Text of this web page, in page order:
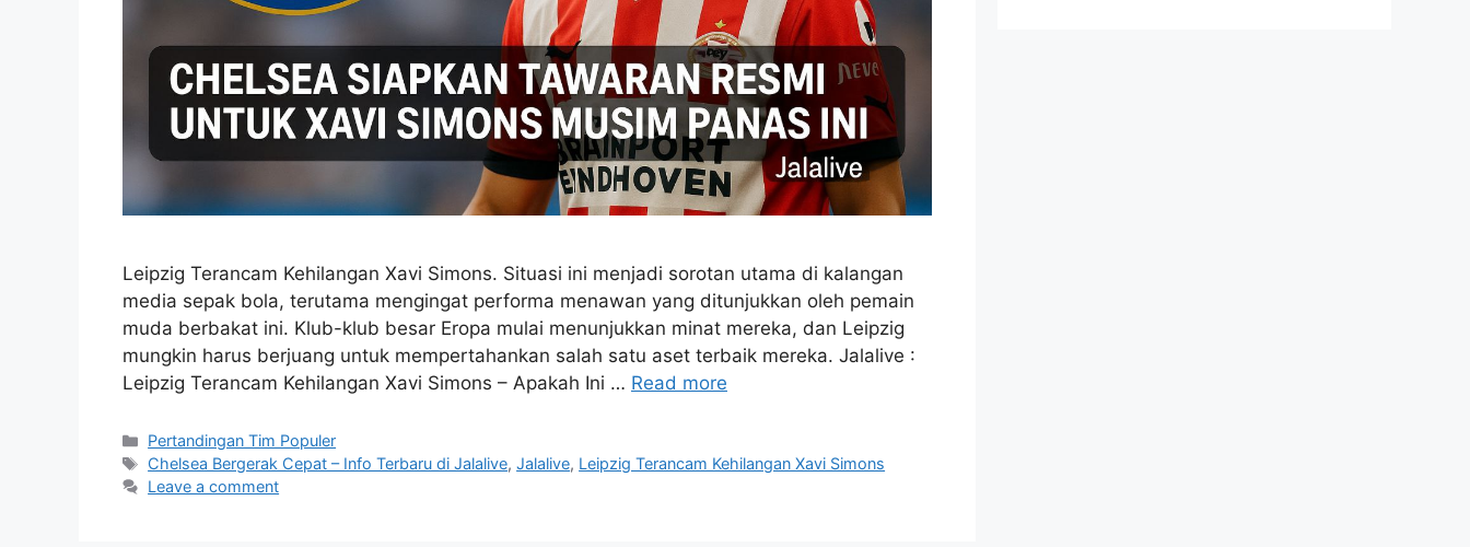
Leipzig Terancam Kehilangan Xavi Simons. Situasi ini menjadi sorotan utama di kalangan
media sepak bola, terutama mengingat performa menawan yang ditunjukkan oleh pemain
muda berbakat ini. Klub-klub besar Eropa mulai menunjukkan minat mereka, dan Leipzig
mungkin harus berjuang untuk mempertahankan salah satu aset terbaik mereka. Jalalive :
Leipzig Terancam Kehilangan Xavi Simons – Apakah Ini … Read more
Categories
Pertandingan Tim Populer
Tags
Chelsea Bergerak Cepat – Info Terbaru di Jalalive,Jalalive, Leipzig Terancam Kehilangan Xavi Simons
Leave a comment